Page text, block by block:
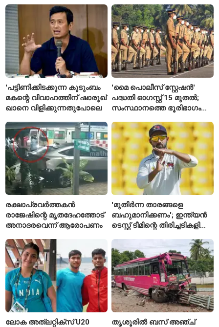
അറിയേണ്ട രണ്ട് പ്രധാന
കാര്യങ്ങൾ
'പട്ടിണിക്കിടക്കുന്ന കുടുംബം
മകന്റെ വിവാഹത്തിന് ഷാരൂഖ്
ഖാനെ വിളിക്കുന്നതുപോലെ
'മൈ പൊലീസ് സ്റ്റേഷൻ'
പദ്ധതി ഓഗസ്റ്റ് 15 മുതൽ;
സംസ്ഥാനത്തെ ഭൂരിഭാഗം
എസ്‌ഐമാർക്ക്
രക്ഷാപ്രവർത്തകൻ
രാജേഷിന്റെ മൃതദേഹത്തോട്
അനാദരവെന്ന് ആരോപണം
'മുതിർന്ന താരങ്ങളെ
ബഹുമാനിക്കണം'; ഇന്ത്യൻ
ടെസ്റ്റ് ടീമിന്റെ തിരിച്ചടികളിൽ
രഹാനെ
ലോക അത്‌ലറ്റിക്സ് U20
തൃശൂരിൽ ബസ് അഞ്ച്